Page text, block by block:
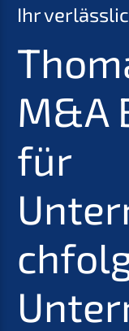
Ihr
M&A
für